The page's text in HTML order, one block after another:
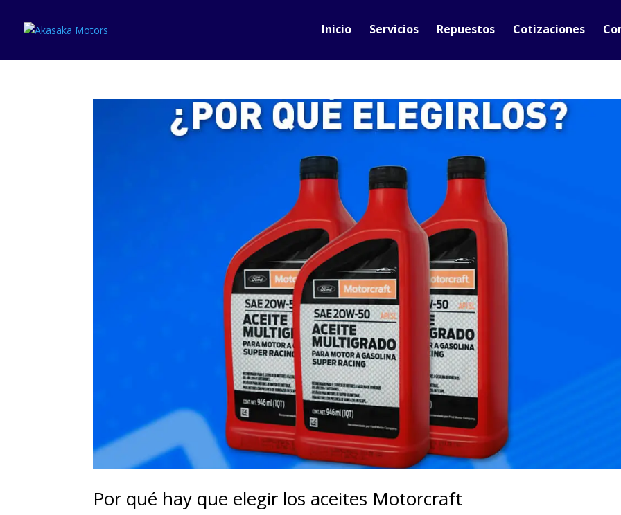
Inicio Servicios Repuestos Cotizaciones
Por qué hay que elegir los aceites Motorcraft